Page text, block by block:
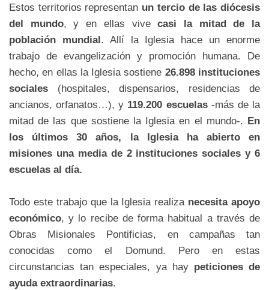
Estos territorios representan un tercio de las diócesis
del mundo, y en ellas vivecasi la mitad de la
población mundial. Allí la Iglesia hace un enorme
trabajo de evangelización y promoción humana. De
hecho, en ellas la Iglesia sostiene 26.898 instituciones
sociales (hospitales, dispensarios, residencias de
ancianos, orfanatos…), y 119.200 escuelas-más de la
mitad de las que sostiene la Iglesia en el mundo-. En
los últimos 30 años, la Iglesia ha abierto en
misiones una media de 2 instituciones sociales y 6
escuelas al día.
Todo este trabajo que la Iglesia realiza necesita apoyo
económico, y lo recibe de forma habitual a través de
Obras Misionales Pontificias, en campañas tan
conocidas como el Domund. Pero en estas
circunstancias tan especiales, ya hay peticiones de
ayuda extraordinarias.